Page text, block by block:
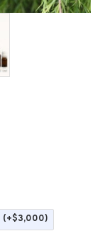
(+$3,000)